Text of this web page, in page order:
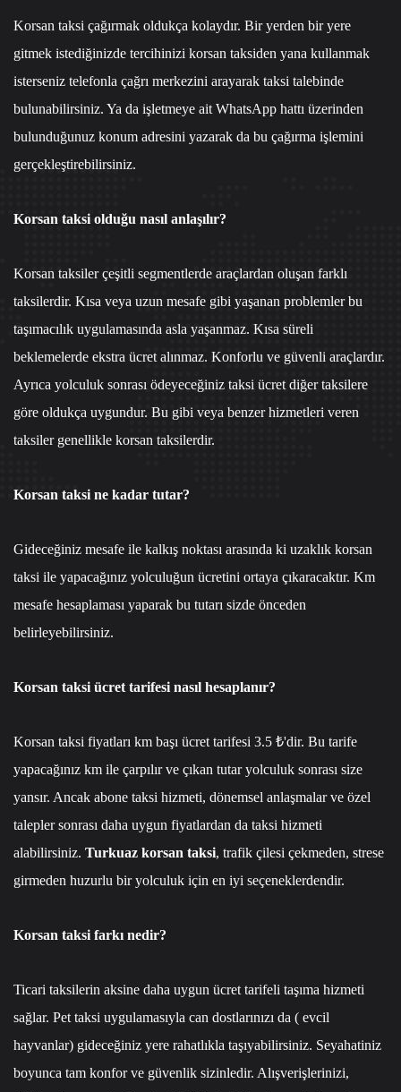
Korsan taksi çağırmak oldukça kolaydır. Bir yerden bir yere
gitmek istediğinizde tercihinizi korsan taksiden yana kullanmak
isterseniz telefonla çağrı merkezini arayarak taksi talebinde
bulunabilirsiniz. Ya da işletmeye aitWhatsApp hattı üzerinden
bulunduğunuz konum adresini yazarak da bu çağırma işlemini
gerçekleştirebilirsiniz.
Korsan taksi olduğu nasıl anlaşılır?
Korsan taksiler çeşitli segmentlerde araçlardan oluşan farklı
taksilerdir. Kısa veya uzun mesafe gibi yaşanan problemler bu
taşımacılık uygulamasında asla yaşanmaz. Kısa süreli
beklemelerde ekstra ücret alınmaz. Konforlu ve güvenli araçlardır.
Ayrıca yolculuk sonrası ödeyeceğiniz taksi ücret diğer taksilere
göre oldukça uygundur. Bu gibi veya benzer hizmetleri veren
taksiler genellikle korsan taksilerdir.
Korsan taksi ne kadar tutar?
Gideceğiniz mesafe ile kalkış noktası arasında ki uzaklık korsan
taksi ile yapacağınız yolculuğun ücretini ortaya çıkaracaktır. Km
mesafe hesaplaması yaparak bu tutarı sizde önceden
belirleyebilirsiniz.
Korsan taksi ücret tarifesi nasıl hesaplanır?
Korsan taksi fiyatları km başı ücret tarifesi 3.5 ₺'dir. Bu tarife
yapacağınız km ile çarpılır ve çıkan tutar yolculuk sonrası size
yansır. Ancak abone taksi hizmeti, dönemsel anlaşmalar ve özel
talepler sonrası daha uygun fiyatlardan da taksi hizmeti
alabilirsiniz. Turkuaz korsan taksi, trafik çilesi çekmeden, strese
girmeden huzurlu bir yolculuk için en iyi seçeneklerdendir.
Korsan taksi farkı nedir?
Ticari taksilerin aksine daha uygun ücret tarifeli taşıma hizmeti
sağlar. Pet taksi uygulamasıyla can dostlarınızı da ( evcil
hayvanlar) gideceğiniz yere rahatlıkla taşıyabilirsiniz. Seyahatiniz
boyunca tam konfor ve güvenlik sizinledir. Alışverişlerinizi,